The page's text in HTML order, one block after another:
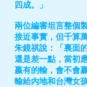
四成。」
兩位編審坦言整個
接近事實，但千算
朱鏡祺說：「裏面
還是差一點，當初
贏有的輸，會不會
輸給內地和台灣女